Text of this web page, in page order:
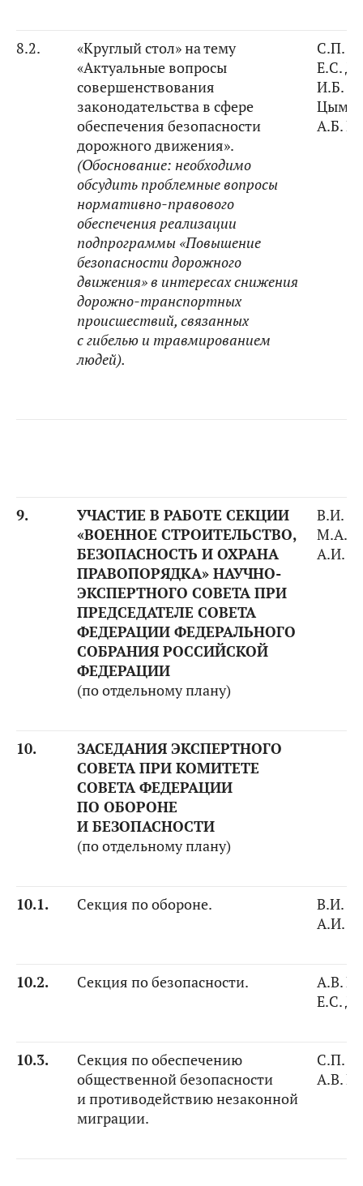
8.2.
«Круглый стол» на тему
«Актуальные вопросы
совершенствования
законодательства в сфере
обеспечения безопасности
дорожного движения».
(Обоснование: необходимо
обсудить проблемные вопросы
нормативно-правового
обеспечения реализации
подпрограммы «Повышение
безопасности дорожного
движения» в интересах снижения
дорожно-транспортных
происшествий, связанных
с гибелью и травмированием
людей).
С.П.
Е.С.
И.Б.
А.Б.
9.
УЧАСТИЕ В РАБОТЕ СЕКЦИИ
«ВОЕННОЕ СТРОИТЕЛЬСТВО,
БЕЗОПАСНОСТЬ И ОХРАНА
ПРАВОПОРЯДКА» НАУЧНО-
ЭКСПЕРТНОГО СОВЕТА ПРИ
ПРЕДСЕДАТЕЛЕ СОВЕТА
ФЕДЕРАЦИИ ФЕДЕРАЛЬНОГО
СОБРАНИЯ РОССИЙСКОЙ
ФЕДЕРАЦИИ
(по отдельному плану)
В.И.
М.А.
А.И.
10.
ЗАСЕДАНИЯ ЭКСПЕРТНОГО
СОВЕТА ПРИ КОМИТЕТЕ
СОВЕТА ФЕДЕРАЦИИ
ПО ОБОРОНЕ
И БЕЗОПАСНОСТИ
(по отдельному плану)
10.1. Секция по обороне.
В.И.
А.И.
10.2. Секция по безопасности.
А.В.
Е.С.
10.3.
Секция по обеспечению
общественной безопасности
и противодействию незаконной
миграции.
С.П.
А.В.